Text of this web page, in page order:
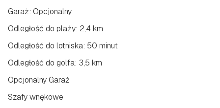
Garaż: Opcjonalny
Odległość do plaży: 2,4 km
Odległość do lotniska: 50 minut
Odległość do golfa: 3,5 km
Opcjonalny Garaż
Szafy wnękowe